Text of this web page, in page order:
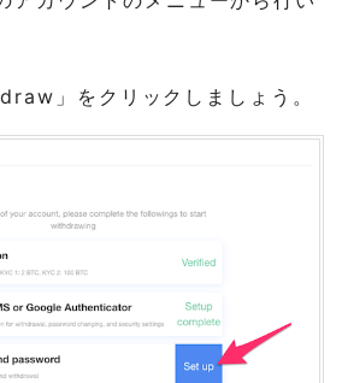
」をクリックしましょう。